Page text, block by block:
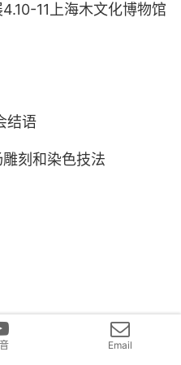
11上海木文化博物馆
结语
刻和染色技法
沪ICP备2022017336号
Powered by
Email